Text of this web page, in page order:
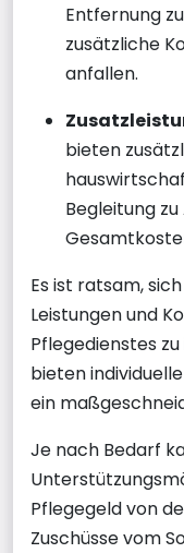
Entfernung
zusätzliche
anfallen.
bieten
Begleitung
Es ist ratsam,
Leistungen und
Pflegedienstes
bieten
ein
Je nach Bedarf
Pflegegeld von
Zuschüsse vom